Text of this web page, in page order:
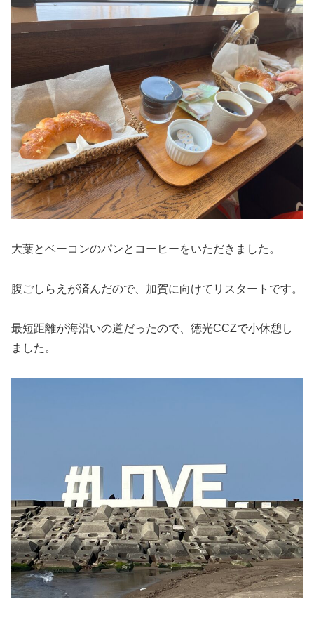
大葉とベーコンのパンとコーヒーをいただきました。
腹ごしらえが済んだので、加賀に向けてリスタートです。
最短距離が海沿いの道だったので、徳光CCZで小休憩し
ました。